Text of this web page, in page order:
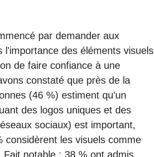
par demander aux
l'importance des éléments visuels
de faire confiance à une
constaté que près de la
(46 %) estiment qu'un
des logos uniques et des
sociaux) est important,
considèrent les visuels comme
notable : 38 % ont admis